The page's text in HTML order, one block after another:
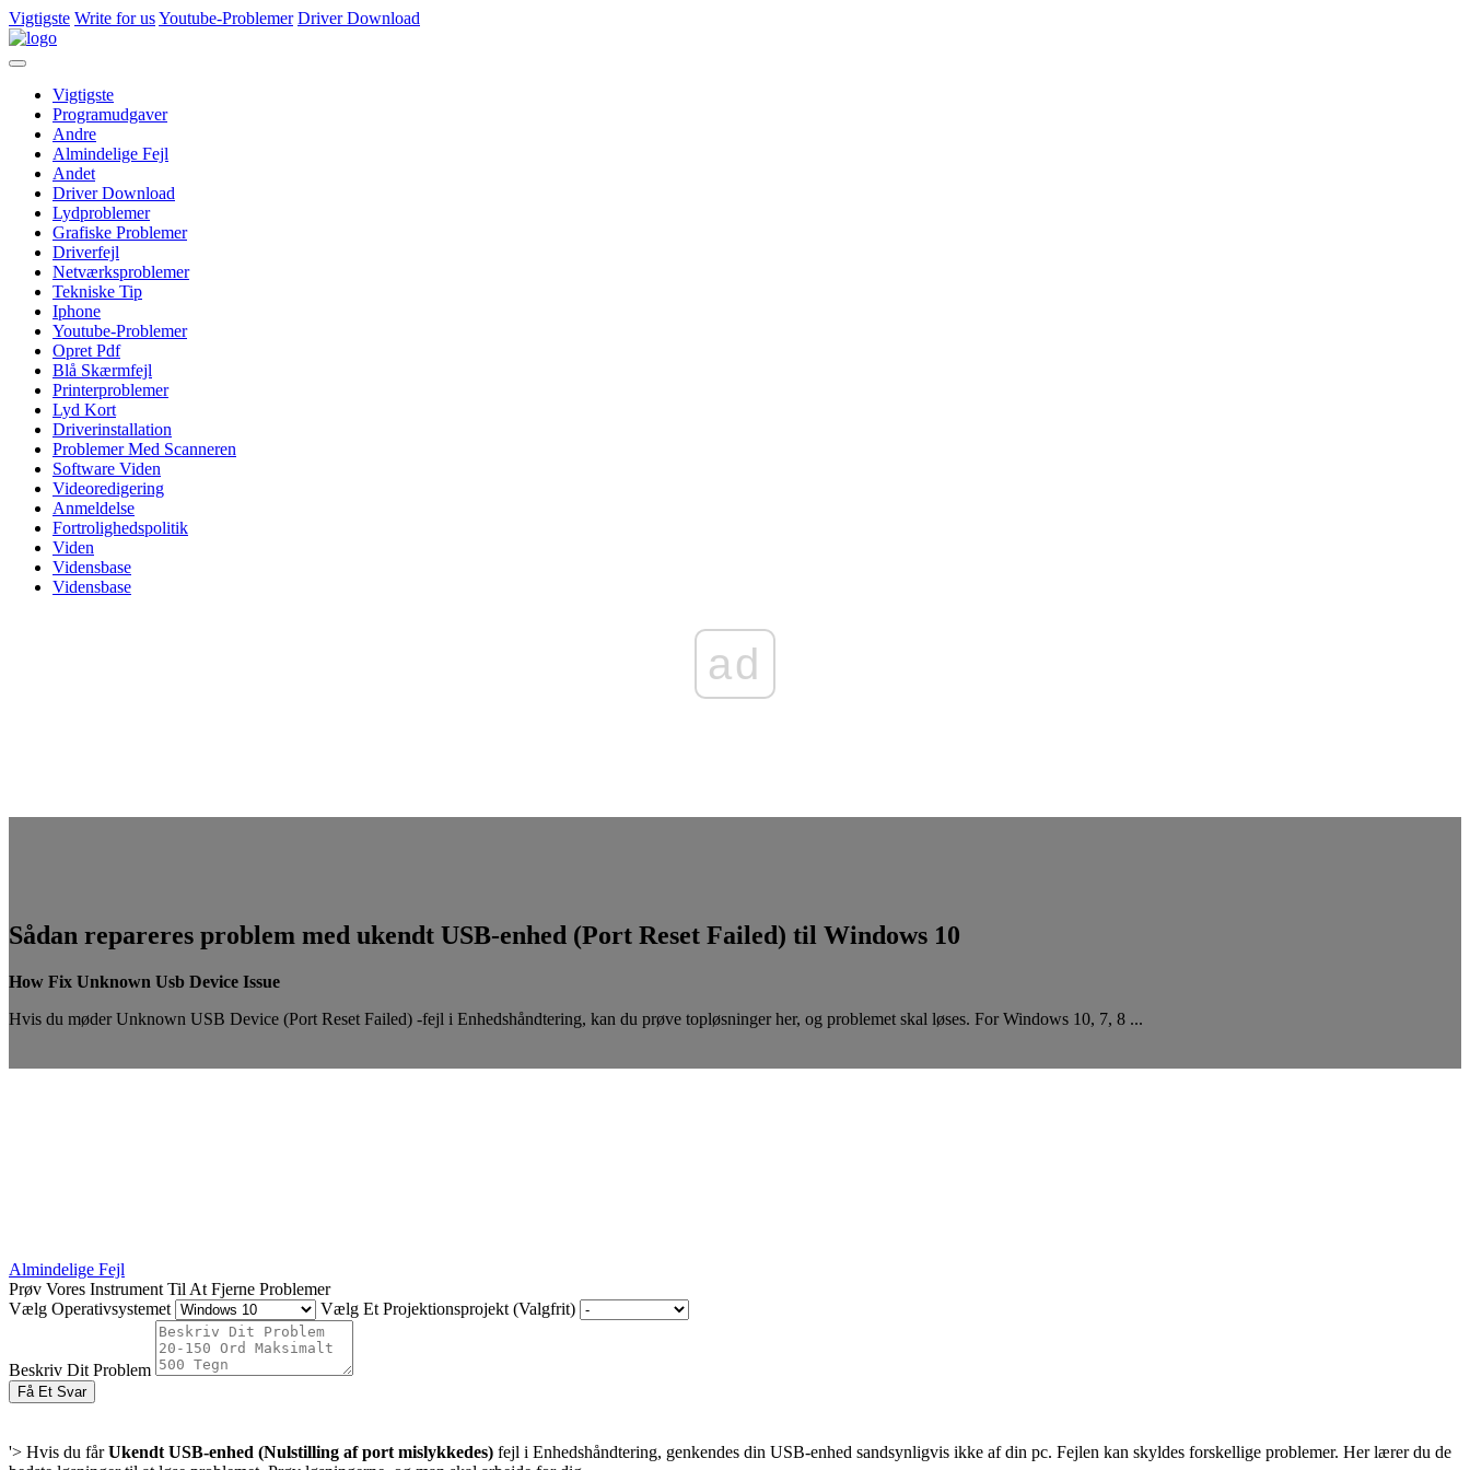
Vigtigste Write for usYoutube-Problemer Driver Download
Vigtigste
Programudgaver
Andre
Almindelige Fejl
Andet
Driver Download
Lydproblemer
Grafiske Problemer
Driverfejl
Netværksproblemer
Tekniske Tip
Iphone
Youtube-Problemer
Opret Pdf
Blå Skærmfejl
Printerproblemer
Lyd Kort
Driverinstallation
Problemer Med Scanneren
Software Viden
Videoredigering
Anmeldelse
Fortrolighedspolitik
Viden
Vidensbase
Vidensbase
ad
Sådan repareres problem med ukendt USB-enhed (Port Reset Failed) til Windows 10
How Fix Unknown Usb Device Issue
Hvis du møder Unknown USB Device (Port Reset Failed) -fejl i Enhedshåndtering, kan du prøve topløsninger her, og problemet skal løses. For Windows 10, 7, 8 ...
Almindelige Fejl
Prøv Vores Instrument Til At Fjerne Problemer
Vælg Operativsystemet
Vælg Et Projektionsprojekt (Valgfrit)
Beskriv Dit Problem
Få Et Svar
'> Hvis du fårUkendt USB-enhed (Nulstilling af port mislykkedes) fejl i Enhedshåndtering, genkendes din USB-enhed sandsynligvis ikke af din pc. Fejlen kan skyldes forskellige problemer. Her lærer du de